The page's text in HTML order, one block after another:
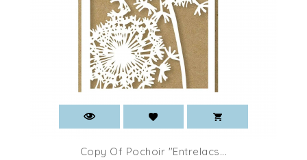
Copy Of Pochoir "Entrelacs...